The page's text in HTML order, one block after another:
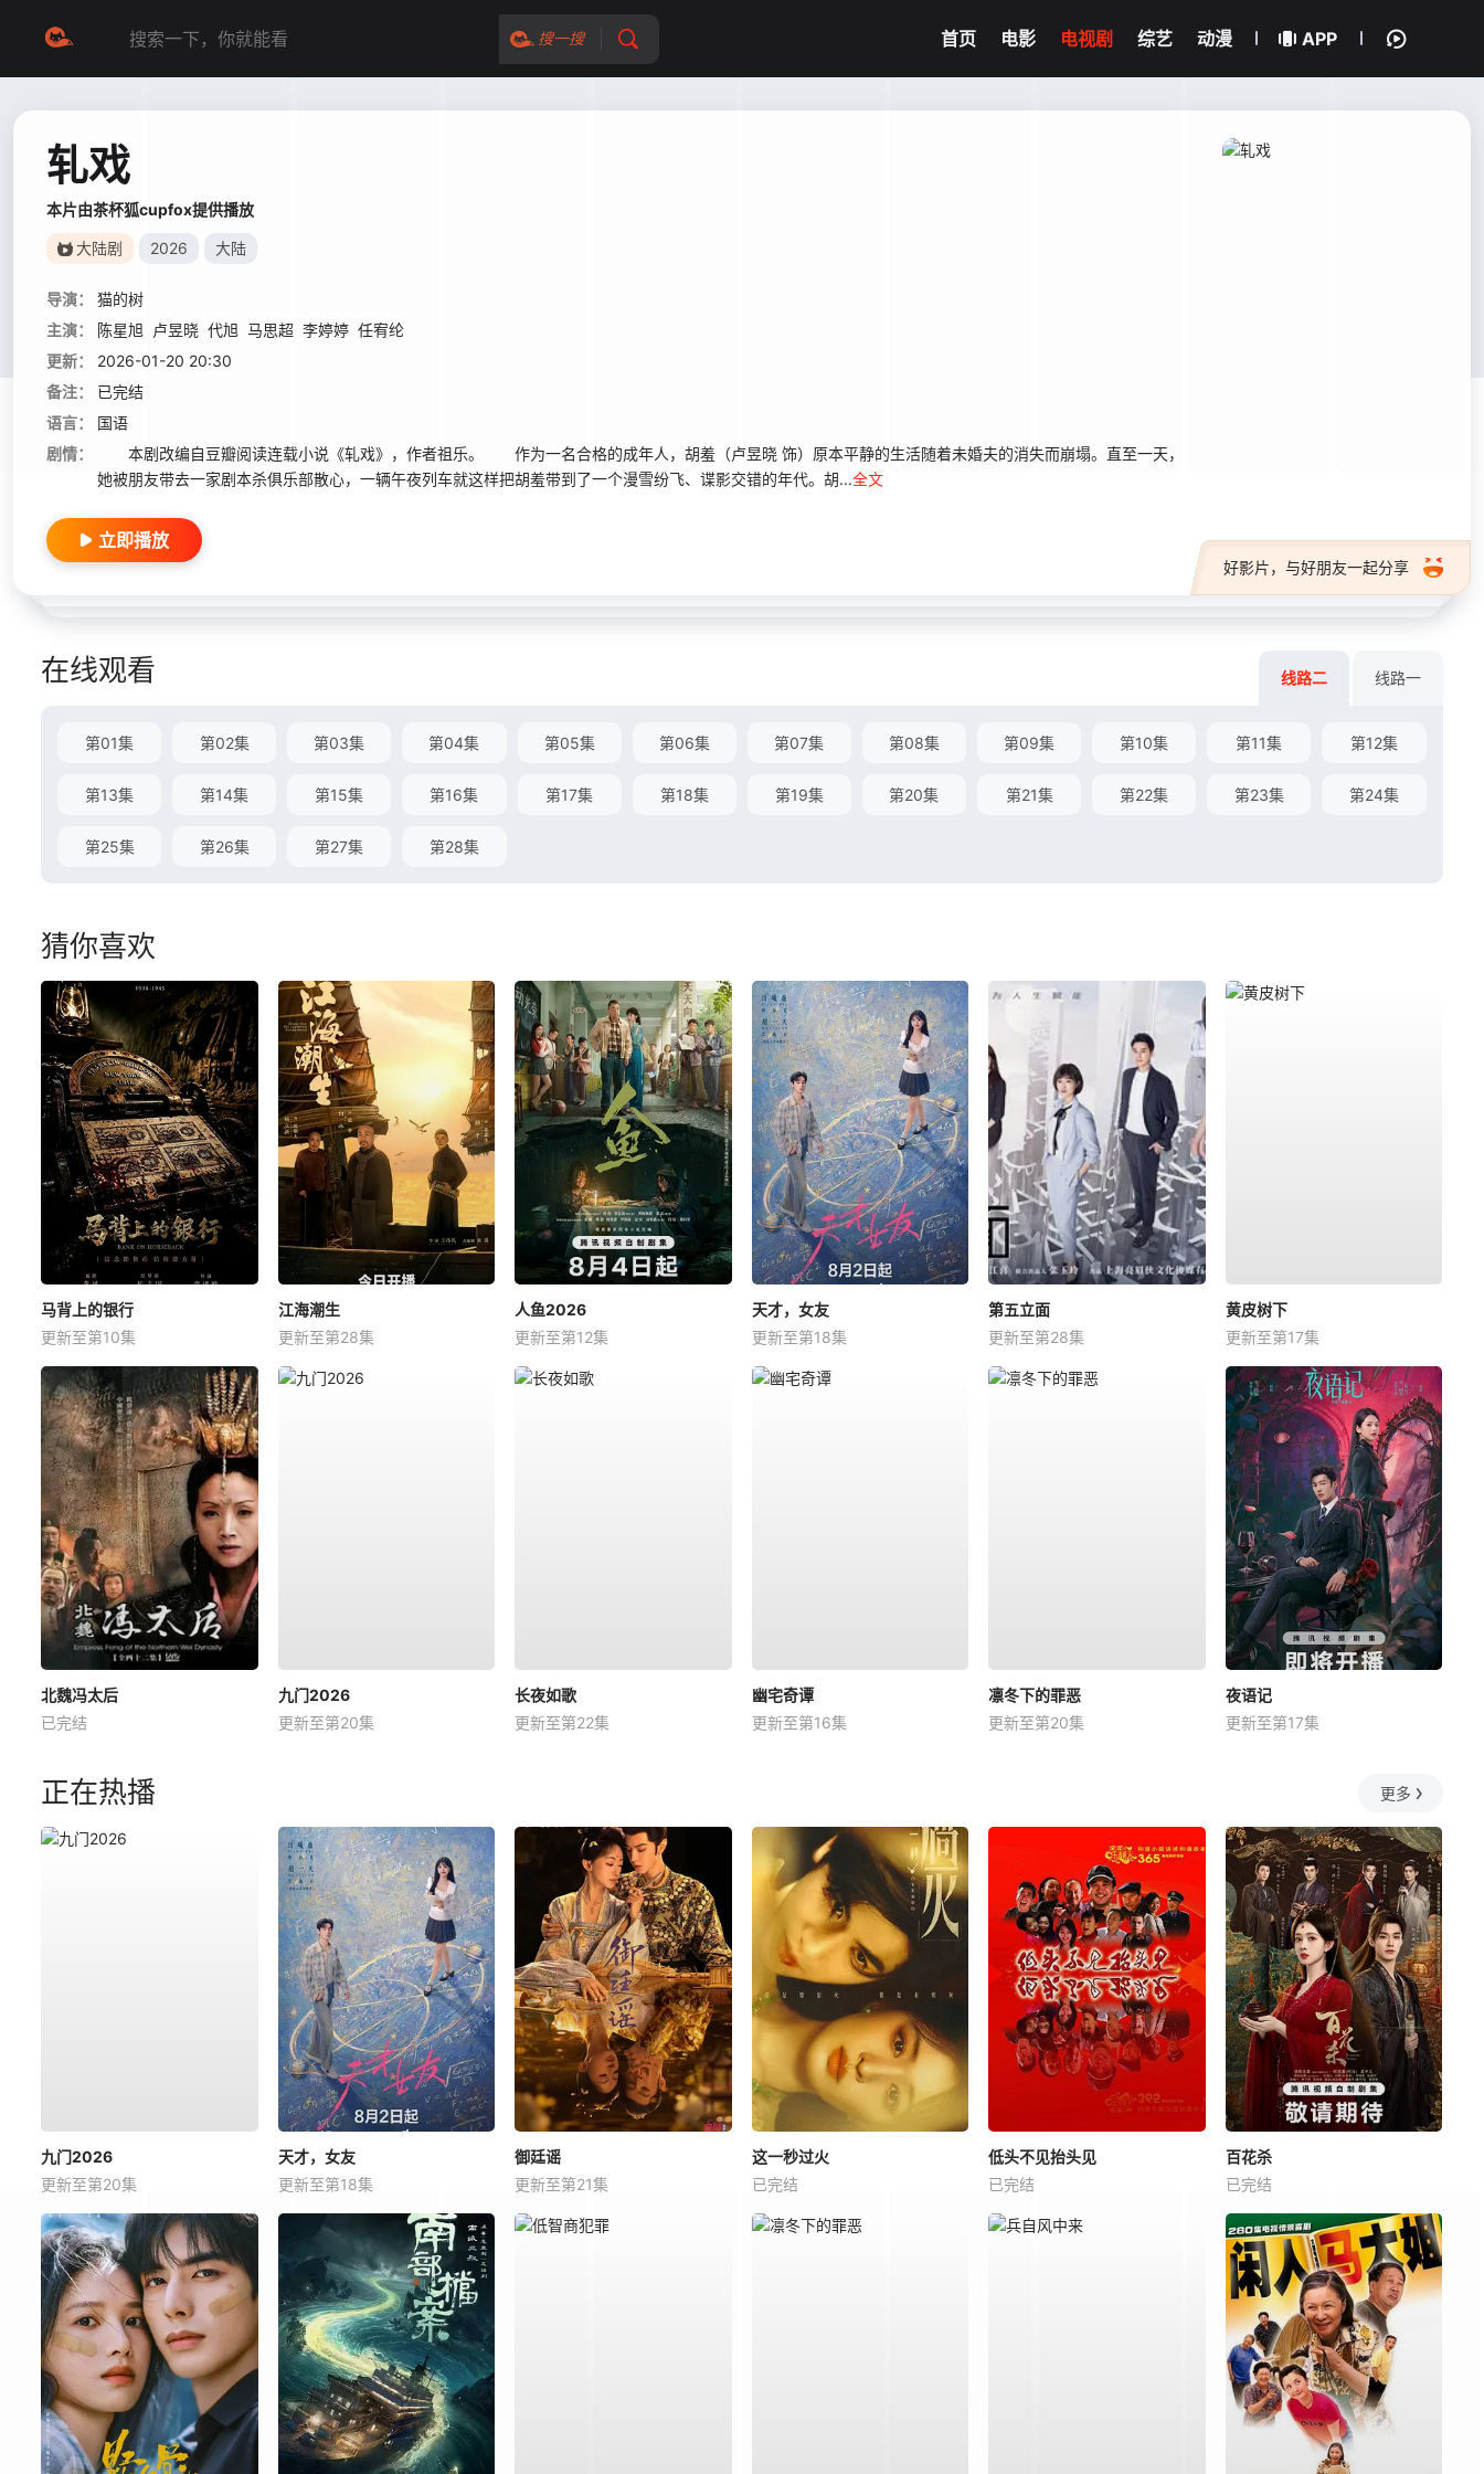
搜一搜 首页 电影 电视剧 综艺 动漫 APP
轧戏
本片由茶杯狐cupfox提供播放
大陆剧 2026 大陆
导演：
猫的树
主演：
陈星旭 卢昱晓 代旭 马思超 李婷婷 任宥纶
更新：
2026-01-20 20:30
备注：
已完结
语言：
国语
剧情：
本剧改编自豆瓣阅读连载小说《轧戏》，作者祖乐。 作为一名合格的成年人，胡羞（卢昱晓 饰）原本平静的生活随着未婚夫的消失而崩塌。直至一天，
她被朋友带去一家剧本杀俱乐部散心，一辆午夜列车就这样把胡羞带到了一个漫雪纷飞、谍影交错的年代。胡...全文
好影片，与好朋友一起分享
立即播放
在线观看 线路二 线路一
第01集 第02集 第03集 第04集 第05集 第06集 第07集 第08集 第09集 第10集 第11集 第12集
第13集 第14集 第15集 第16集 第17集 第18集 第19集 第20集 第21集 第22集 第23集 第24集
第25集 第26集 第27集 第28集
猜你喜欢
马背上的银行
更新至第10集
江海潮生
更新至第28集
人鱼2026
更新至第12集
天才，女友
更新至第18集
第五立面
更新至第28集
黄皮树下
更新至第17集
北魏冯太后
已完结
九门2026
更新至第20集
长夜如歌
更新至第22集
幽宅奇谭
更新至第16集
凛冬下的罪恶
更新至第20集
夜语记
更新至第17集
正在热播 更多
九门2026
更新至第20集
天才，女友
更新至第18集
御廷谣
更新至第21集
这一秒过火
已完结
低头不见抬头见
已完结
百花杀
已完结